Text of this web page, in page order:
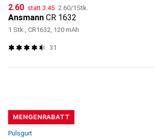
CHF
2.60 statt CHF
3.45 CHF
2.60/1Stk.
Ansmann CR 1632
1 Stk., CR1632, 120 mAh
31
MENGENRABATT
Pulsgurt